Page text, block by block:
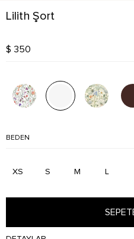
Lilith Şort
$ 350
BEDEN
XS S M L